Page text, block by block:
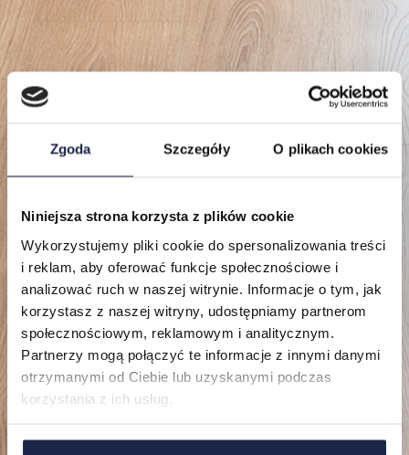
Zgoda Szczegóły O plikach cookies
Niniejsza strona korzysta z plików cookie
Wykorzystujemy pliki cookie do spersonalizowania treści
i reklam, aby oferować funkcje społecznościowe i
analizować ruch w naszej witrynie. Informacje o tym, jak
korzystasz z naszej witryny, udostępniamy partnerom
społecznościowym, reklamowym i analitycznym.
Partnerzy mogą połączyć te informacje z innymi danymi
otrzymanymi od Ciebie lub uzyskanymi podczas
korzystania z ich usług.
Lokalizacje
Mieszkania
O nas
FAQ